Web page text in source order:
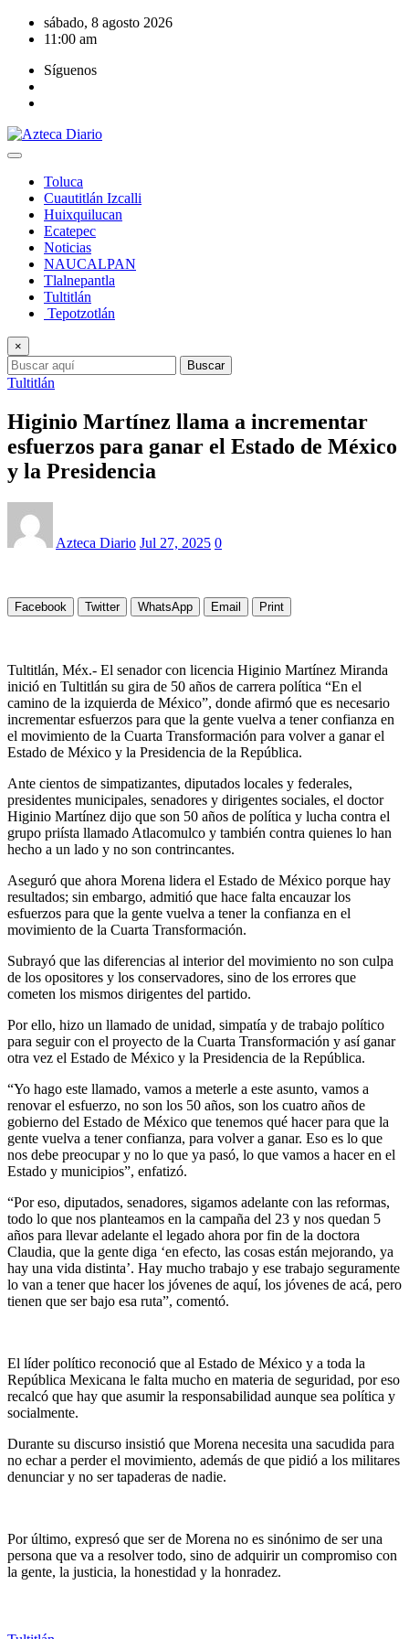
Saltar
sábado, 8 agosto 2026
11:00 am
Síguenos
Toluca
Cuautitlán Izcalli
Huixquilucan
Ecatepec
Noticias
NAUCALPAN
Tlalnepantla
Tultitlán
Tepotzotlán
×
Buscar
Tultitlán
Higinio Martínez llama a incrementar
esfuerzos para ganar el Estado de México
y la Presidencia
Azteca Diario Jul 27, 2025 0
Facebook Twitter WhatsApp Email Print
Tultitlán, Méx.- El senador con licencia Higinio Martínez Miranda
inició en Tultitlán su gira de 50 años de carrera política “En el
camino de la izquierda de México”, donde afirmó que es necesario
incrementar esfuerzos para que la gente vuelva a tener confianza en
el movimiento de la Cuarta Transformación para volver a ganar el
Estado de México y la Presidencia de la República.
Ante cientos de simpatizantes, diputados locales y federales,
presidentes municipales, senadores y dirigentes sociales, el doctor
Higinio Martínez dijo que son 50 años de política y lucha contra el
grupo priísta llamado Atlacomulco y también contra quienes lo han
hecho a un lado y no son contrincantes.
Aseguró que ahora Morena lidera el Estado de México porque hay
resultados; sin embargo, admitió que hace falta encauzar los
esfuerzos para que la gente vuelva a tener la confianza en el
movimiento de la Cuarta Transformación.
Subrayó que las diferencias al interior del movimiento no son culpa
de los opositores y los conservadores, sino de los errores que
cometen los mismos dirigentes del partido.
Por ello, hizo un llamado de unidad, simpatía y de trabajo político
para seguir con el proyecto de la Cuarta Transformación y así ganar
otra vez el Estado de México y la Presidencia de la República.
“Yo hago este llamado, vamos a meterle a este asunto, vamos a
renovar el esfuerzo, no son los 50 años, son los cuatro años de
gobierno del Estado de México que tenemos qué hacer para que la
gente vuelva a tener confianza, para volver a ganar. Eso es lo que
nos debe preocupar y no lo que ya pasó, lo que vamos a hacer en el
Estado y municipios”, enfatizó.
“Por eso, diputados, senadores, sigamos adelante con las reformas,
todo lo que nos planteamos en la campaña del 23 y nos quedan 5
años para llevar adelante el legado ahora por fin de la doctora
Claudia, que la gente diga ‘en efecto, las cosas están mejorando, ya
hay una vida distinta’. Hay mucho trabajo y ese trabajo seguramente
lo van a tener que hacer los jóvenes de aquí, los jóvenes de acá, pero
tienen que ser bajo esa ruta”, comentó.
El líder político reconoció que al Estado de México y a toda la
República Mexicana le falta mucho en materia de seguridad, por eso
recalcó que hay que asumir la responsabilidad aunque sea política y
socialmente.
Durante su discurso insistió que Morena necesita una sacudida para
no echar a perder el movimiento, además de que pidió a los militares
denunciar y no ser tapaderas de nadie.
Por último, expresó que ser de Morena no es sinónimo de ser una
persona que va a resolver todo, sino de adquirir un compromiso con
la gente, la justicia, la honestidad y la honradez.